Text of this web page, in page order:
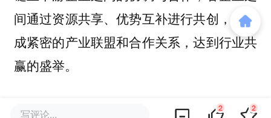
间通过资源共享、优势互补进行共创，并形
成紧密的产业联盟和合作关系，达到行业共
赢的盛举。
∞Power 6.25MWh 2h/4h时空定制大容量储
写评论... 2 2